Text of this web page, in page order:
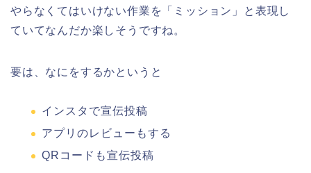
やらなくてはいけない作業を「ミッション」と表現し
ていてなんだか楽しそうですね。
要は、なにをするかというと
インスタで宣伝投稿
アプリのレビューもする
QRコードも宣伝投稿